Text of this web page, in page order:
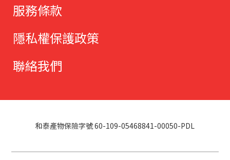
服務條款
隱私權保護政策
聯絡我們
和泰產物保險字號 60-109-05468841-00050-PDL